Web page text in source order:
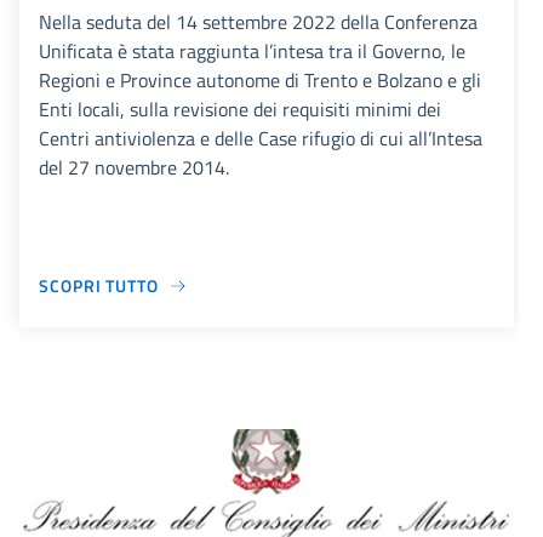
Nella seduta del 14 settembre 2022 della Conferenza
Unificata è stata raggiunta l’intesa tra il Governo, le
Regioni e Province autonome di Trento e Bolzano e gli
Enti locali, sulla revisione dei requisiti minimi dei
Centri antiviolenza e delle Case rifugio di cui all’Intesa
del 27 novembre 2014.
SCOPRI TUTTO